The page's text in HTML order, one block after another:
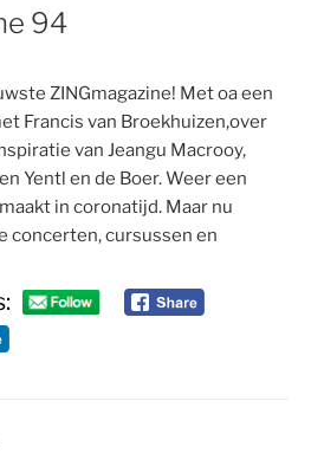
94
ZINGmagazine! Met oa een
Francis van Broekhuizen,over
van Jeangu Macrooy,
Yentl en de Boer. Weer een
in coronatijd. Maar nu
concerten, cursussen en